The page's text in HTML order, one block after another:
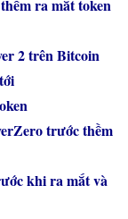
ra mắt token
2 trên Bitcoin
trước thềm
khi ra mắt và